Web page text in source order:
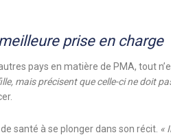
prise en charge
pays en matière de PMA, tout
mais précisent que celle-ci ne doit
santé à se plonger dans son récit. «